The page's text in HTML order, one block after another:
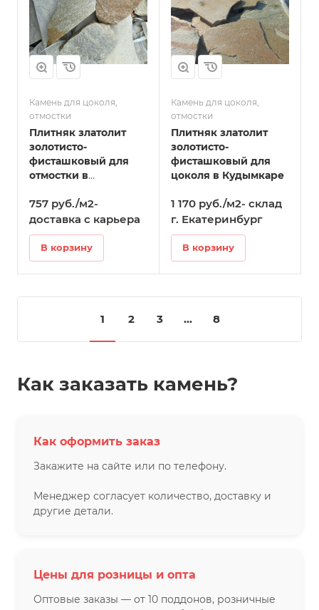
Камень для цоколя,
отмостки
Плитняк златолит
золотисто-
фисташковый для
отмостки в
757 руб./м2-
доставка с карьера
В корзину
Камень для цоколя,
отмостки
Плитняк златолит
золотисто-
фисташковый для
цоколя в Кудымкаре
1 170 руб./м2- склад
г. Екатеринбург
В корзину
1 2 3 ... 8
Как заказать камень?
Как оформить заказ
Закажите на сайте или по телефону.
Менеджер согласует количество, доставку и
другие детали.
Цены для розницы и опта
Оптовые заказы — от 10 поддонов, розничные